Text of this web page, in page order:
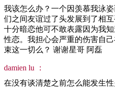
我该怎么办？一个因羡慕我泳
们之间友谊过了头发展到了相
十分暗恋他可不敢表露因为我
性恋。我担心会严重的伤害自
束这一切么？ 谢谢星哥 阿磊
damien lu ：
在没有谈清楚之前怎么能发生